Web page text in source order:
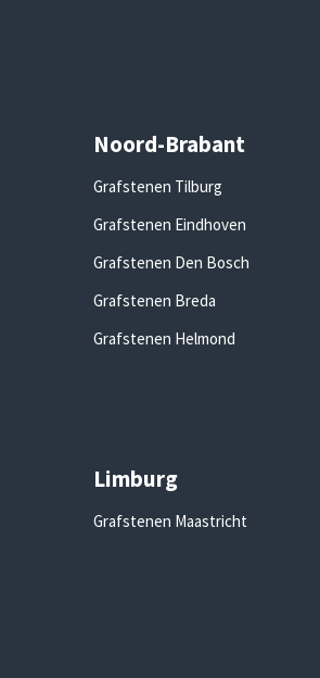
Noord-Brabant
Grafstenen Tilburg
Grafstenen Eindhoven
Grafstenen Den Bosch
Grafstenen Breda
Grafstenen Helmond
Limburg
Grafstenen Maastricht